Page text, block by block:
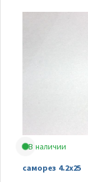
В наличии
саморез 4.2х25